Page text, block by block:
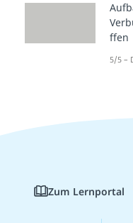
ffen
5/5 –
Zum Lernportal